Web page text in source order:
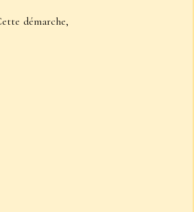
démarche,